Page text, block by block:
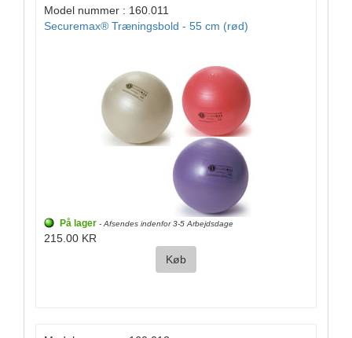
Model nummer : 160.011
Securemax® Træningsbold - 55 cm (rød)
På lager - Afsendes indenfor 3-5 Arbejdsdage
215.00 KR
Køb